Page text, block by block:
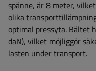
spänne, är 8 meter,
olika
optimal pressyta. Bältet
daN), vilket möjliggör
lasten under transport.